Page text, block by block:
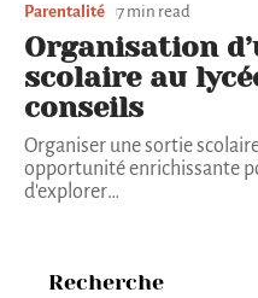
Parentalité 7 min read
Organisation
scolaire au
conseils
Organiser une sortie
opportunité enrichissante
d'explorer…
Recherche